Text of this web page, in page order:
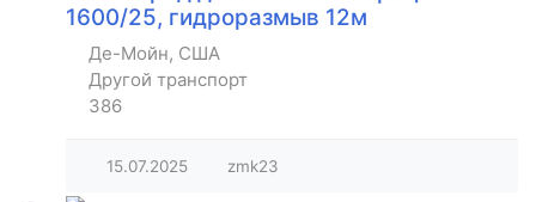
1600/25, гидроразмыв 12м
Де-Мойн, США
Другой транспорт
386
15.07.2025 zmk23